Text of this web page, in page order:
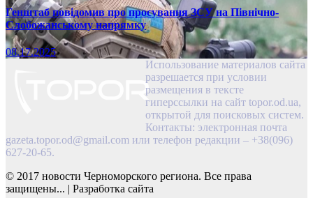
Генштаб повідомив про просування ЗСУ на Північно-
Слобожанському напрямку
08.17.2025
Использование материалов сайта
разрешается при условии
размещения в тексте
гиперссылки на сайт topor.od.ua,
открытой для поисковых систем.
Контакты: электронная почта
gazeta.topor.od@gmail.com или телефон редакции – +38(096)
627-20-65.
© 2017 новости Черноморского региона. Все права
защищены... | Разработка сайта